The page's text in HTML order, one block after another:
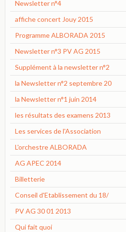
Newsletter n°4
affiche concert Jouy 2015
Programme ALBORADA 2015
Newsletter n°3 PV AG 2015
Supplément à la newsletter n°2
la Newsletter n°2 septembre 20
la Newsletter n°1 juin 2014
les résultats des examens 2013
Les services de l'Association
L'orchestre ALBORADA
AG APEC 2014
Billetterie
Conseil d'Etablissement du 18/
PV AG 30 01 2013
Qui fait quoi